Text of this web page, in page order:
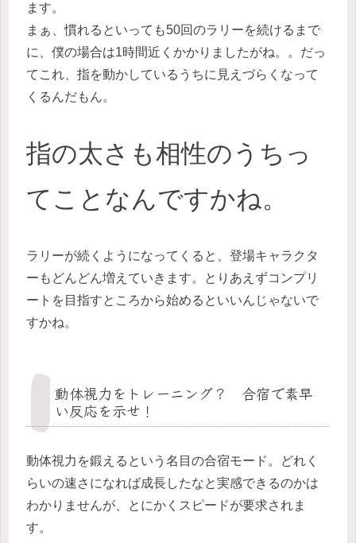
ます。
まぁ、慣れるといっても50回のラリーを続けるまで
に、僕の場合は1時間近くかかりましたがね。。だっ
てこれ、指を動かしているうちに見えづらくなって
くるんだもん。
指の太さも相性のうちっ
てことなんですかね。
ラリーが続くようになってくると、登場キャラクタ
ーもどんどん増えていきます。とりあえずコンプリ
ートを目指すところから始めるといいんじゃないで
すかね。
動体視力をトレーニング？ 合宿で素早
い反応を示せ！
動体視力を鍛えるという名目の合宿モード。どれく
らいの速さになれば成長したなと実感できるのかは
わかりませんが、とにかくスピードが要求されま
す。